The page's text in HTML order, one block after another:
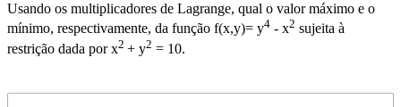
Usando os multiplicadores de Lagrange, qual o valor máximo e o
mínimo, respectivamente, da função f(x,y)= y4 - x2 sujeita à
restrição dada por x2 + y2 = 10.